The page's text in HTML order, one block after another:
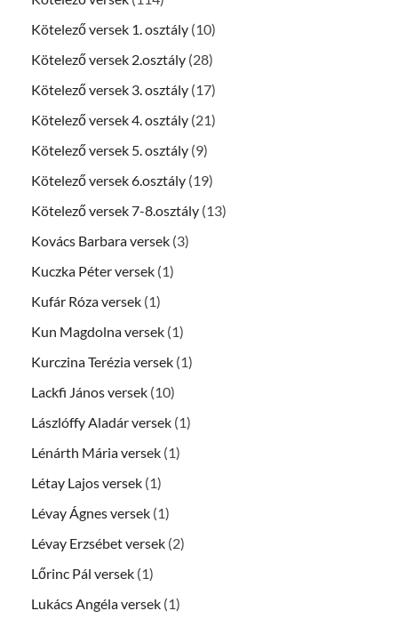
Kötelező versek 1. osztály (10)
Kötelező versek 2.osztály (28)
Kötelező versek 3. osztály (17)
Kötelező versek 4. osztály (21)
Kötelező versek 5. osztály (9)
Kötelező versek 6.osztály (19)
Kötelező versek 7-8.osztály (13)
Kovács Barbara versek (3)
Kuczka Péter versek (1)
Kufár Róza versek (1)
Kun Magdolna versek (1)
Kurczina Terézia versek (1)
Lackfi János versek (10)
Lászlóffy Aladár versek (1)
Lénárth Mária versek (1)
Létay Lajos versek (1)
Lévay Ágnes versek (1)
Lévay Erzsébet versek (2)
Lőrinc Pál versek (1)
Lukács Angéla versek (1)